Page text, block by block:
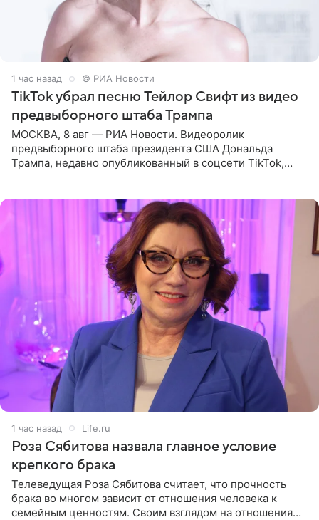
1 час назад © РИА Новости
TikTok убрал песню Тейлор Свифт из видео
предвыборного штаба Трампа
МОСКВА, 8 авг — РИА Новости. Видеоролик
предвыборного штаба президента США Дональда
Трампа, недавно опубликованный в соцсети TikTok,
1 час назад Life.ru
Роза Сябитова назвала главное условие
крепкого брака
Телеведущая Роза Сябитова считает, что прочность
брака во многом зависит от отношения человека к
семейным ценностям. Своим взглядом на отношения